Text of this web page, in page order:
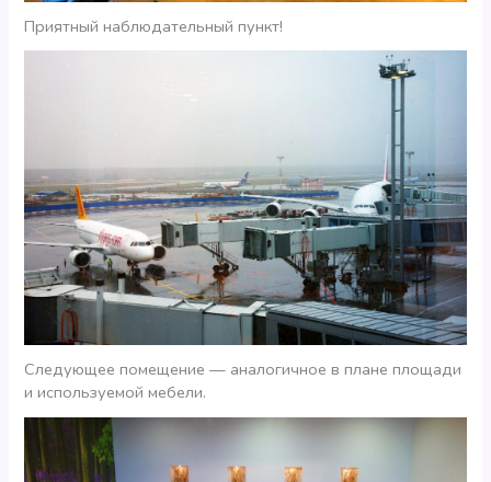
Приятный наблюдательный пункт!
Следующее помещение — аналогичное в плане площади
и используемой мебели.